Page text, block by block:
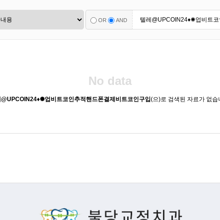
OR AND
No data
업비트코인추적핸드폰결제비트코인구입(으)로 검색된 자료가 없습